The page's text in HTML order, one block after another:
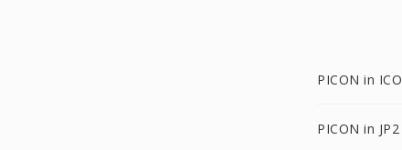
PICON in ICO
PICON in JP2